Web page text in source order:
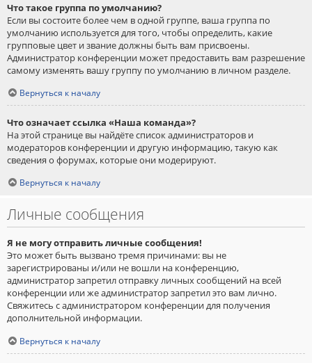
Что такое группа по умолчанию?
Если вы состоите более чем в одной группе, ваша группа по
умолчанию используется для того, чтобы определить, какие
групповые цвет и звание должны быть вам присвоены.
Администратор конференции может предоставить вам разрешение
самому изменять вашу группу по умолчанию в личном разделе.
Вернуться к началу
Что означает ссылка «Наша команда»?
На этой странице вы найдёте список администраторов и
модераторов конференции и другую информацию, такую как
сведения о форумах, которые они модерируют.
Вернуться к началу
Личные сообщения
Я не могу отправить личные сообщения!
Это может быть вызвано тремя причинами: вы не
зарегистрированы и/или не вошли на конференцию,
администратор запретил отправку личных сообщений на всей
конференции или же администратор запретил это вам лично.
Свяжитесь с администратором конференции для получения
дополнительной информации.
Вернуться к началу